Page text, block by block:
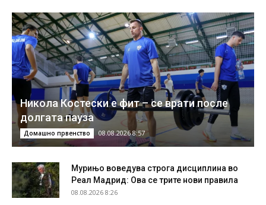
Никола Костески е фит – се врати после
долгата пауза
Домашно првенство 08.08.2026 8:57
Мурињо воведува строга дисциплина во
Реал Мадрид: Ова се трите нови правила
08.08.2026 8:26